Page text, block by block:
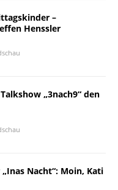
–
Henssler
„3nach9“ den
Nacht“: Moin, Kati